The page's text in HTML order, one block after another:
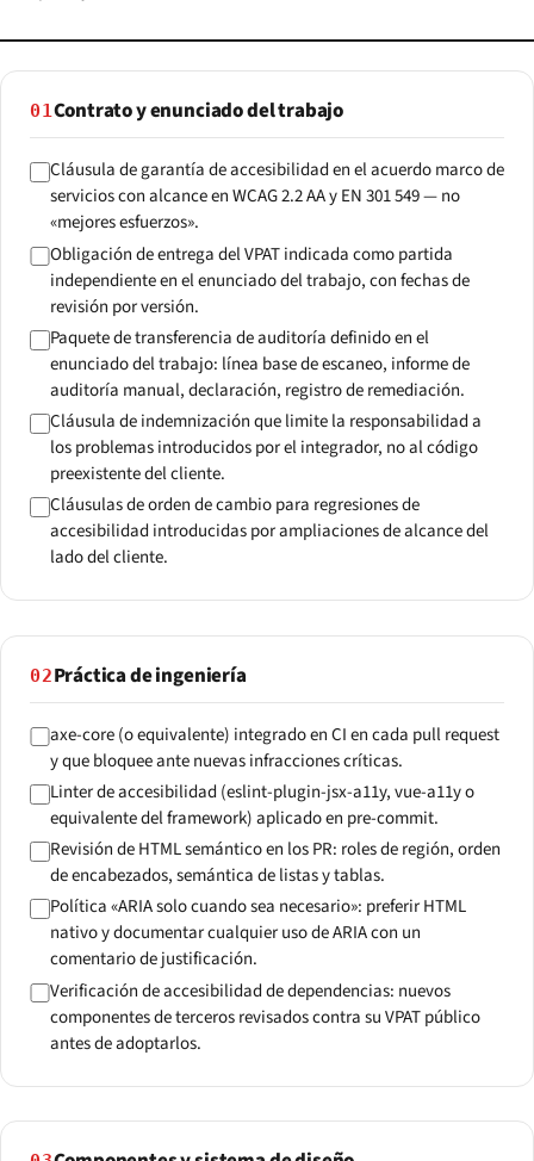
01Contrato y enunciado del trabajo
Cláusula de garantía de accesibilidad en el acuerdo marco de
servicios con alcance en WCAG 2.2 AA y EN 301 549 — no
«mejores esfuerzos».
Obligación de entrega del VPAT indicada como partida
independiente en el enunciado del trabajo, con fechas de
revisión por versión.
Paquete de transferencia de auditoría definido en el
enunciado del trabajo: línea base de escaneo, informe de
auditoría manual, declaración, registro de remediación.
Cláusula de indemnización que limite la responsabilidad a
los problemas introducidos por el integrador, no al código
preexistente del cliente.
Cláusulas de orden de cambio para regresiones de
accesibilidad introducidas por ampliaciones de alcance del
lado del cliente.
02Práctica de ingeniería
axe-core (o equivalente) integrado en CI en cada pull request
y que bloquee ante nuevas infracciones críticas.
Linter de accesibilidad (eslint-plugin-jsx-a11y, vue-a11y o
equivalente del framework) aplicado en pre-commit.
Revisión de HTML semántico en los PR: roles de región, orden
de encabezados, semántica de listas y tablas.
Política «ARIA solo cuando sea necesario»: preferir HTML
nativo y documentar cualquier uso de ARIA con un
comentario de justificación.
Verificación de accesibilidad de dependencias: nuevos
componentes de terceros revisados contra su VPAT público
antes de adoptarlos.